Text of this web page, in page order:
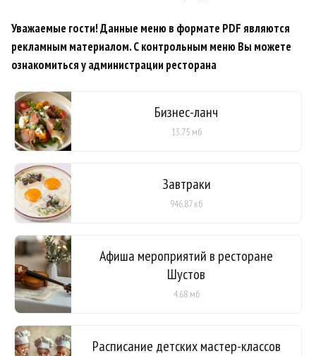
Уважаемые гости! Данные меню в формате PDF являются
рекламным материалом. С контрольным меню Вы можете
ознакомиться у администрации ресторана
Бизнес-ланч
13.75 мб
Завтраки
946.87 кб
Афиша мероприятий в ресторане
Шустов
4.68 мб
Расписание детских мастер-классов